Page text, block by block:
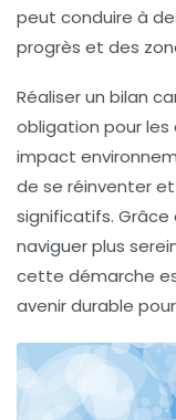
peut conduire à
progrès et des
Réaliser un bilan
obligation pour les
impact
de se réinventer
significatifs.
naviguer plus
cette démarche
avenir durable